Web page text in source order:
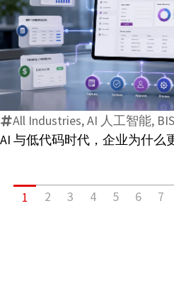
发
票
标
准
有
哪
化？
AI
与
低
代
码
时
All Industries, AI 人工智能,
AI 与低代码时代，企业为什么
1 2 3 4 5 6 7